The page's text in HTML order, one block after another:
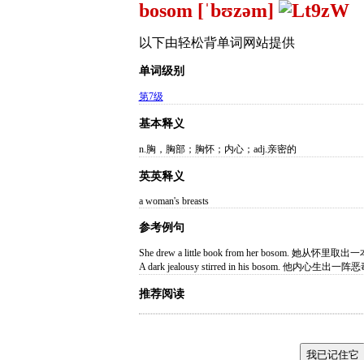
bosom [ˈbʊzəm]
以下由轻松背单词网站提供
单词级别
第7级
基本释义
n.胸，胸部；胸怀；内心；adj.亲密的
英英释义
a woman's breasts
参考例句
She drew a little book from her bosom. 她从怀里取出
A dark jealousy stirred in his bosom. 他内心生出一阵
推荐阅读